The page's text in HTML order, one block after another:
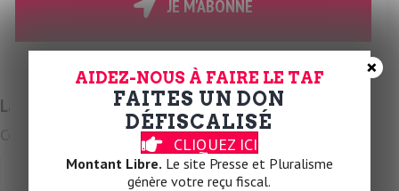
E
JE M'ABONNE
Laissez un commentaire
Commentaire
AIDEZ-NOUS À FAIRE LE TAF
FAITES UN DON
DÉFISCALISÉ
CLIQUEZ ICI
Montant Libre. Le site Presse et Pluralisme
génère votre reçu fiscal.
×